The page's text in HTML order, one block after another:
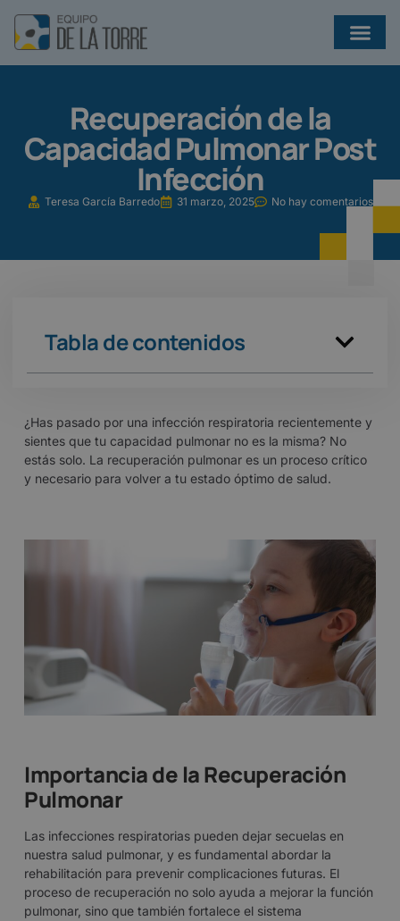
Recuperación de la
Capacidad Pulmonar Post
Infección
Teresa García Barredo 31 marzo, 2025 No hay comentarios
Tabla de contenidos
¿Has pasado por una infección respiratoria recientemente y
sientes que tu capacidad pulmonar no es la misma? No
estás solo. La recuperación pulmonar es un proceso crítico
y necesario para volver a tu estado óptimo de salud.
Importancia de la Recuperación
Pulmonar
Las infecciones respiratorias pueden dejar secuelas en
nuestra salud pulmonar, y es fundamental abordar la
rehabilitación para prevenir complicaciones futuras. El
proceso de recuperación no solo ayuda a mejorar la función
pulmonar, sino que también fortalece el sistema